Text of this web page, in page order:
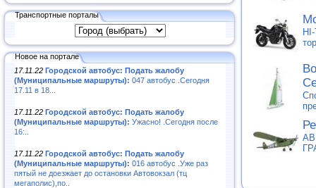
Транспортные порталы
Новое на портале
17.11.22 Городской автобус: Подать жалобу
(Муниципальные маршруты): 047 автобус .Сегодня
17.11 в 18...
17.11.22 Городской автобус: Подать жалобу
(Муниципальные маршруты): Ужасно! .Сегодня после
16:..
17.11.22 Городской автобус: Подать жалобу
(Муниципальные маршруты): 016 автобус .Уже раз
пятый не доезжает до остановки Автовокзал (тц
мегаполис),по..